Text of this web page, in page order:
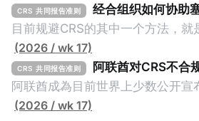
CRS 共同报告准则 经合组织如何协助
目前规避CRS的其中一个方法，就
的CRS成员国设立金融账户或实体
信息来避免金融信息透过CRS传回
关。这些CRS成员国的监管较松并
毕竟不少成员都是属于发展中国家
(2026 / wk 17)
CRS 共同报告准则 阿联酋对CRS不合
阿联酋成為目前世界上少数公开宣
处以罚款的国家。2025年5月26日
(2026 / wk 17)